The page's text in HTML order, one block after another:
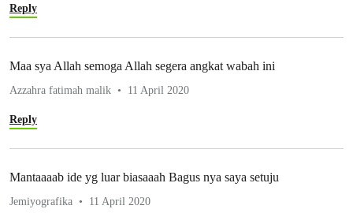
Reply
Maa sya Allah semoga Allah segera angkat wabah ini
Azzahra fatimah malik 11 April 2020
Reply
Mantaaaab ide yg luar biasaaah Bagus nya saya setuju
Jemiyografika 11 April 2020